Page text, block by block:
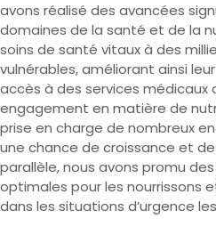
avons réalisé des avancées
domaines de la santé et de la
soins de santé vitaux à des
vulnérables, améliorant ainsi
accès à des services médicaux
engagement en matière de
prise en charge de nombreux
une chance de croissance et
parallèle, nous avons promu
optimales pour les nourrissons
dans les situations d’urgence